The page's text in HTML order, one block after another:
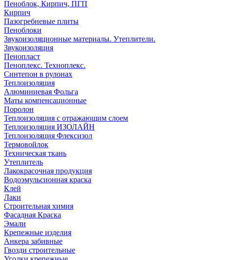
Пеноблок, Кирпич, ПГП
Кирпич
Пазогребневые плиты
Пеноблоки
Звукоизоляционные материалы. Утеплители.
Звукоизоляция
Пенопласт
Пеноплекс. Техноплекс.
Синтепон в рулонах
Теплоизоляция
Алюминиевая Фольга
Маты компенсационные
Поролон
Теплоизоляция с отражающим слоем
Теплоизоляция ИЗОЛАЙН
Теплоизоляция Флексизол
Термовойлок
Техническая ткань
Утеплитель
Лакокрасочная продукция
Водоэмульсионная краска
Клей
Лаки
Строительная химия
Фасадная Краска
Эмали
Крепежные изделия
Анкера забивные
Гвозди строительные